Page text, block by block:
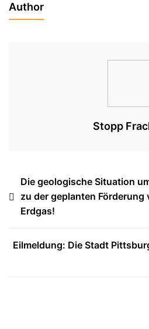
Author
Stopp
Beitragsnavigation
Die geologische Situation
zu der geplanten
Erdgas!
Eilmeldung: Die Stadt